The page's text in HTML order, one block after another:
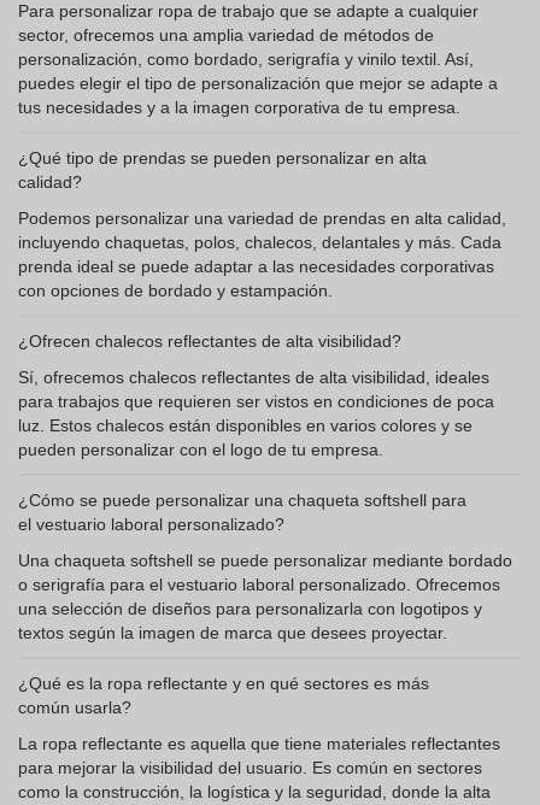
Para personalizar ropa de trabajo que se adapte a cualquier
sector, ofrecemos una amplia variedad de métodos de
personalización, como bordado, serigrafía y vinilo textil. Así,
puedes elegir el tipo de personalización que mejor se adapte a
tus necesidades y a la imagen corporativa de tu empresa.
¿Qué tipo de prendas se pueden personalizar en alta
calidad?
Podemos personalizar una variedad de prendas en alta calidad,
incluyendo chaquetas, polos, chalecos, delantales y más. Cada
prenda ideal se puede adaptar a las necesidades corporativas
con opciones de bordado y estampación.
¿Ofrecen chalecos reflectantes de alta visibilidad?
Sí, ofrecemos chalecos reflectantes de alta visibilidad, ideales
para trabajos que requieren ser vistos en condiciones de poca
luz. Estos chalecos están disponibles en varios colores y se
pueden personalizar con el logo de tu empresa.
¿Cómo se puede personalizar una chaqueta softshell para
el vestuario laboral personalizado?
Una chaqueta softshell se puede personalizar mediante bordado
o serigrafía para el vestuario laboral personalizado. Ofrecemos
una selección de diseños para personalizarla con logotipos y
textos según la imagen de marca que desees proyectar.
¿Qué es la ropa reflectante y en qué sectores es más
común usarla?
La ropa reflectante es aquella que tiene materiales reflectantes
para mejorar la visibilidad del usuario. Es común en sectores
como la construcción, la logística y la seguridad, donde la alta